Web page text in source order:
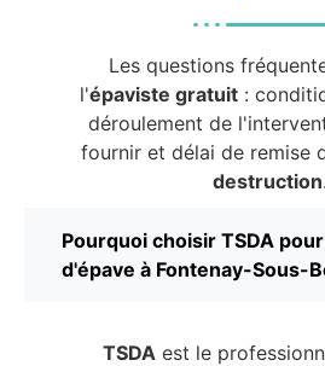
Les questions
l'épaviste gratuit :
déroulement de
fournir et délai de remise
destruction.
Pourquoi choisir TSDA
d'épave à Fontenay-Sous-
TSDA est le